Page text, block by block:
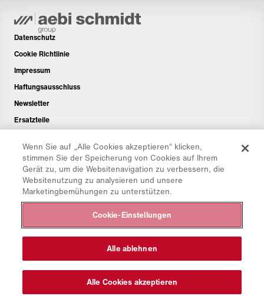
Datenschutz
Cookie Richtlinie
Impressum
Haftungsausschluss
Newsletter
Ersatzteile
CO₂-Rechner
TCO-Rechner
Händler & Standorte
Produktgruppenübersicht
CollabHub Login
© 2026 Aebi Schmidt Group
Wenn Sie auf „Alle Cookies akzeptieren“ klicken,
stimmen Sie der Speicherung von Cookies auf Ihrem
Gerät zu, um die Websitenavigation zu verbessern, die
Websitenutzung zu analysieren und unsere
Marketingbemühungen zu unterstützen.
Cookie-Einstellungen
Alle ablehnen
Alle Cookies akzeptieren